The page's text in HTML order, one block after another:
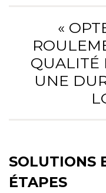
«
QUALITÉ
UNE
SOLUTIONS
ÉTAPES